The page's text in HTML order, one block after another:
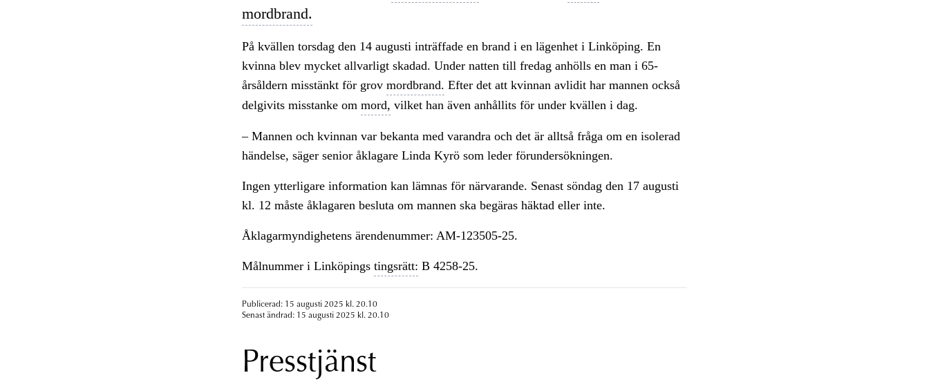
mordbrand.
På kvällen torsdag den 14 augusti inträffade en brand i en lägenhet i Linköping. En
kvinna blev mycket allvarligt skadad. Under natten till fredag anhölls en man i 65-
årsåldern misstänkt för grov mordbrand. Efter det att kvinnan avlidit har mannen också
delgivits misstanke om mord, vilket han även anhållits för under kvällen i dag.
– Mannen och kvinnan var bekanta med varandra och det är alltså fråga om en isolerad
händelse, säger senior åklagare Linda Kyrö som leder förundersökningen.
Ingen ytterligare information kan lämnas för närvarande. Senast söndag den 17 augusti
kl. 12 måste åklagaren besluta om mannen ska begäras häktad eller inte.
Åklagarmyndighetens ärendenummer: AM-123505-25.
Målnummer i Linköpings tingsrätt: B 4258-25.
Publicerad: 15 augusti 2025 kl. 20.10
Senast ändrad: 15 augusti 2025 kl. 20.10
Presstjänst